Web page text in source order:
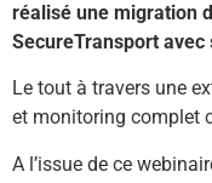
réalisé une migration
SecureTransport avec
Le tout à travers une
et monitoring complet
A l’issue de ce